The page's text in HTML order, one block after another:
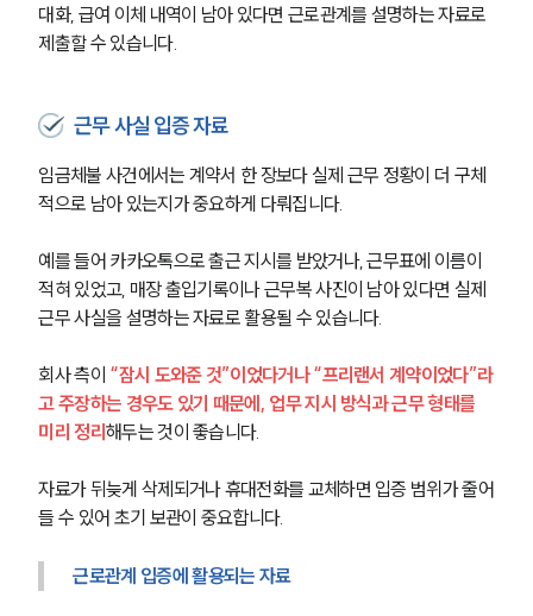
그룹소개
대륜의 강점
오시는 길
고객의 소리
통합검색
대화, 급여 이체 내역이 남아 있다면 근로관계를 설명하는 자료로
제출할 수 있습니다.
근무 사실 입증 자료
임금체불 사건에서는 계약서 한 장보다 실제 근무 정황이 더 구체
적으로 남아 있는지가 중요하게 다뤄집니다.
예를 들어 카카오톡으로 출근 지시를 받았거나, 근무표에 이름이
적혀 있었고, 매장 출입기록이나 근무복 사진이 남아 있다면 실제
근무 사실을 설명하는 자료로 활용될 수 있습니다.
회사 측이 “잠시 도와준 것”이었다거나 “프리랜서 계약이었다”라
고 주장하는 경우도 있기 때문에, 업무 지시 방식과 근무 형태를
미리 정리해두는 것이 좋습니다.
자료가 뒤늦게 삭제되거나 휴대전화를 교체하면 입증 범위가 줄어
들 수 있어 초기 보관이 중요합니다.
근로관계 입증에 활용되는 자료